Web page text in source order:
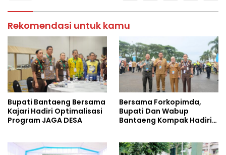
Rekomendasi untuk kamu
Bupati Bantaeng Bersama
Kajari Hadiri Optimalisasi
Program JAGA DESA
Bersama Forkopimda,
Bupati Dan Wabup
Bantaeng Kompak Hadiri